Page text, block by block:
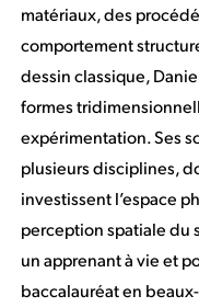
matériaux, des
comportement
dessin classique,
formes
expérimentation. Ses
plusieurs disciplines,
investissent l’espace
perception spatiale du
un apprenant à vie et
baccalauréat en